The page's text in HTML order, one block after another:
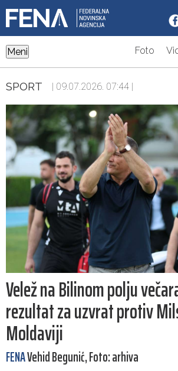
Meni Foto
SPORT | 09.07.2026. 07:44 |
Velež na Bilinom polju
rezultat za uzvrat protiv
Moldaviji
FENAVehid Begunić, Foto: arhiva